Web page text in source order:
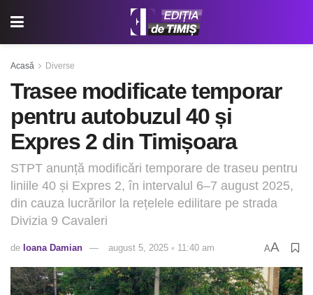
Acasă Diverse
Trasee modificate temporar
pentru autobuzul 40 și
Expres 2 din Timișoara
STPT anunță modificări temporare de traseu pentru
liniile 40 și Expres 2, în intervalul 6–7 august 2025,
din cauza lucrărilor la rețelele edilitare pe strada
Divizia 9 Cavaleri
de Ioana Damian august 5, 2025 ◦ 11:40 am AA